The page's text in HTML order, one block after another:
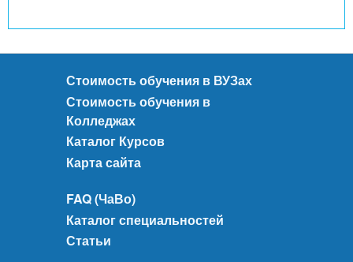
Стоимость обучения в ВУЗах
Стоимость обучения в
Колледжах
Каталог Курсов
Карта сайта
FAQ (ЧаВо)
Каталог специальностей
Статьи